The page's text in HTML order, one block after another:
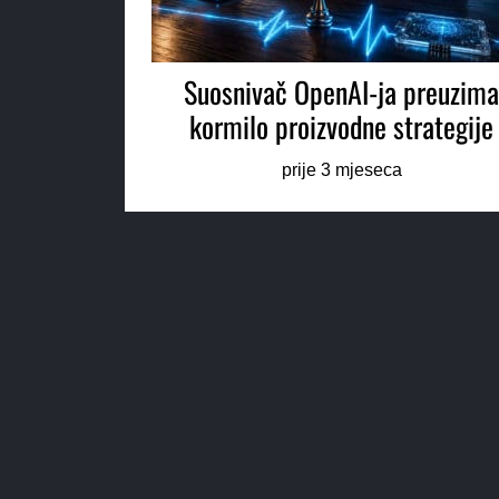
Suosnivač OpenAI-ja preuzima
kormilo proizvodne strategije
prije 3 mjeseca